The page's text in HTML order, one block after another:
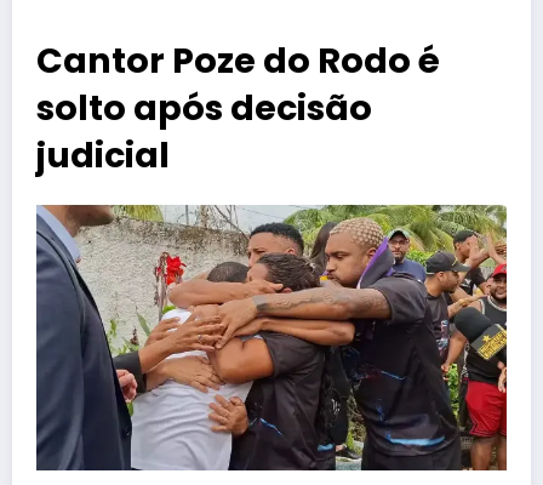
Cantor Poze do Rodo é
solto após decisão
judicial